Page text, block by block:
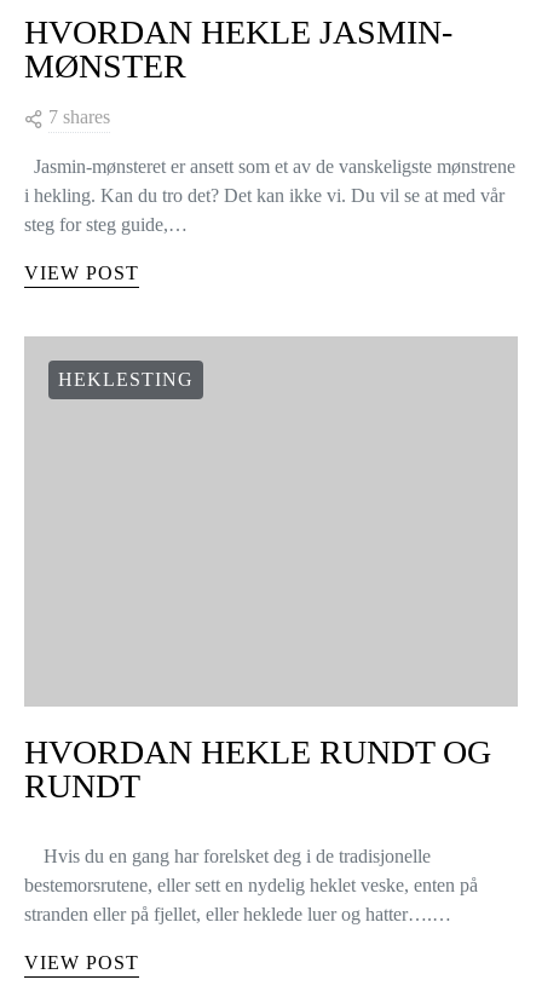
HVORDAN HEKLE JASMIN-
MØNSTER
7 shares
Jasmin-mønsteret er ansett som et av de vanskeligste mønstrene
i hekling. Kan du tro det? Det kan ikke vi. Du vil se at med vår
steg for steg guide,…
VIEW POST
HEKLESTING
HVORDAN HEKLE RUNDT OG
RUNDT
Hvis du en gang har forelsket deg i de tradisjonelle
bestemorsrutene, eller sett en nydelig heklet veske, enten på
stranden eller på fjellet, eller heklede luer og hatter….…
VIEW POST